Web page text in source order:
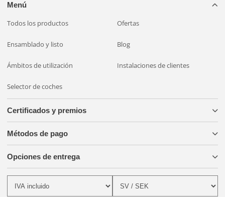
Menú
Todos los productos Ofertas
Ensamblado y listo Blog
Ámbitos de utilización Instalaciones de clientes
Selector de coches
Certificados y premios
Métodos de pago
Opciones de entrega